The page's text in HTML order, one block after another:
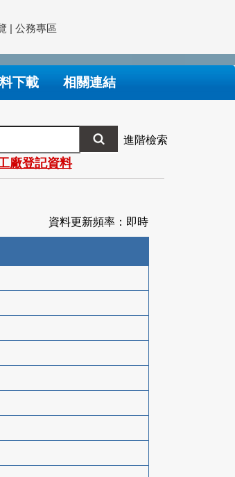
| 公務專區
下載 相關連結
進階檢索
廠登記資料
資料更新頻率：即時